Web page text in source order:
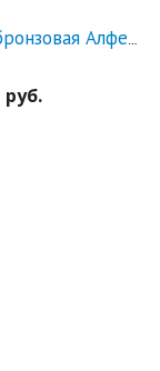
Люстра бронзовая Алфея №5 "Малахит" шар
руб.